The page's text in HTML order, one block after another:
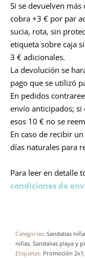
Si se devuelven
cobra +3 € por par
sucia, rota, sin
etiqueta sobre caja
3 € adicionales.
La devolución se
pago que se utilizó
En pedidos
envío anticipados; si
esos 10 € no se
En caso de recibir
días naturales para
Para leer en detalle
condiciones de
Categorías: Sandalias
niñas, Sandalias playa y
Etiquetas: Promoción 2x1 ,